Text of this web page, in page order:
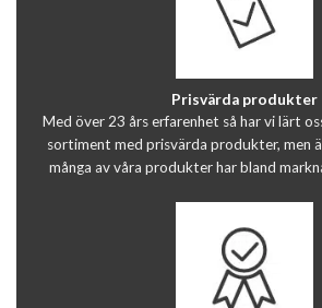
Prisvärda produkter
Med över 23 års erfarenhet så har vi lärt
sortiment med prisvärda produkter, men
många av våra produkter har bland